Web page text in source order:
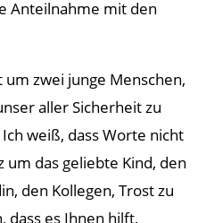
Anteilnahme mit den
um zwei junge Menschen,
aller Sicherheit zu
weiß, dass Worte nicht
das geliebte Kind, den
den Kollegen, Trost zu
dass es Ihnen hilft,